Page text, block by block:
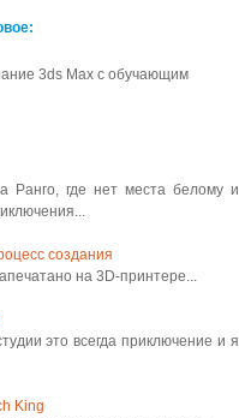
3ds Max с обучающим
Ранго, где нет места белому и
создания
на 3D-принтере...
это всегда приключение и я
King